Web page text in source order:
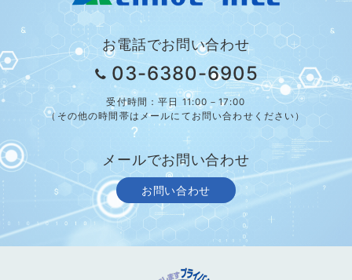
お電話でお問い合わせ
03-6380-6905
受付時間：平日 11:00－17:00
（その他の時間帯はメールにてお問い合わせください）
メールでお問い合わせ
お問い合わせ